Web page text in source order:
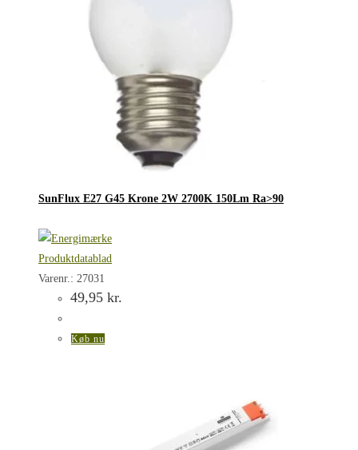
SunFlux E27 G45 Krone 2W 2700K 150Lm Ra>90
Produktdatablad
Varenr.: 27031
49,95 kr.
Køb nu